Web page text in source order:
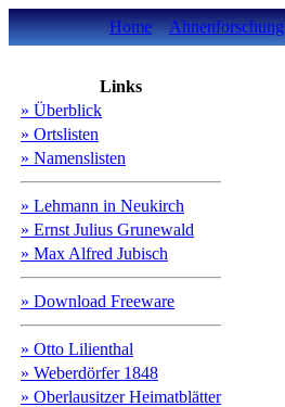
Home Ahnenforschung
Links
» Überblick
» Ortslisten
» Namenslisten
» Lehmann in Neukirch
» Ernst Julius Grunewald
» Max Alfred Jubisch
» Download Freeware
» Otto Lilienthal
» Weberdörfer 1848
» Oberlausitzer Heimatblätter